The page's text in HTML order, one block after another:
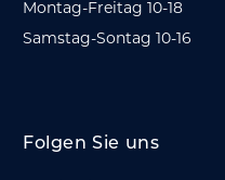
Montag-Freitag 10-18
Samstag-Sontag 10-16
Folgen Sie uns